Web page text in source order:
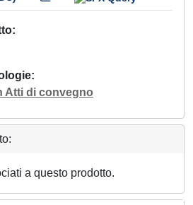
Atti di convegno
a questo prodotto.